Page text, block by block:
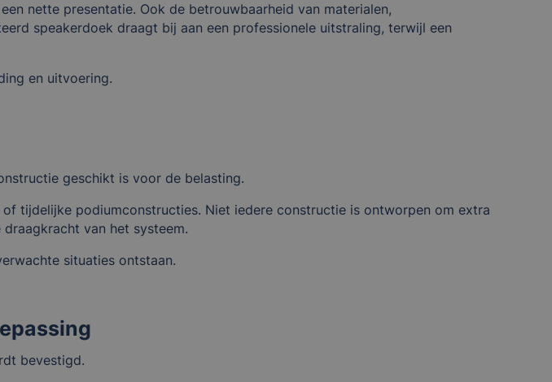
nette presentatie. Ook de betrouwbaarheid van materialen,
speakerdoek draagt bij aan een professionele uitstraling, terwijl een
en uitvoering.
geschikt is voor de belasting.
tijdelijke podiumconstructies. Niet iedere constructie is ontworpen om extra
van het systeem.
situaties ontstaan.
bevestigd.